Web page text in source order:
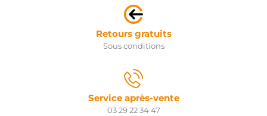
Retours gratuits
Sous conditions
Service après-vente
03 29 22 34 47